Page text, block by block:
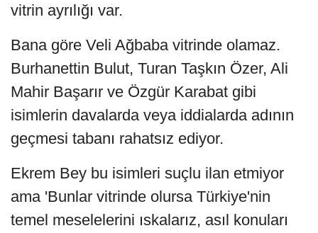
vitrin ayrılığı var.
Bana göre Veli Ağbaba vitrinde olamaz.
Burhanettin Bulut, Turan Taşkın Özer, Ali
Mahir Başarır ve Özgür Karabat gibi
isimlerin davalarda veya iddialarda adının
geçmesi tabanı rahatsız ediyor.
Ekrem Bey bu isimleri suçlu ilan etmiyor
ama 'Bunlar vitrinde olursa Türkiye'nin
temel meselelerini ıskalarız, asıl konuları